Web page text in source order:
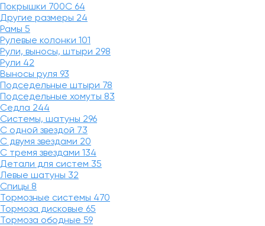
Покрышки 700C 64
Другие размеры 24
Рамы 5
Рулевые колонки 101
Рули, выносы, штыри 298
Рули 42
Выносы руля 93
Подседельные штыри 78
Подседельные хомуты 83
Седла 244
Системы, шатуны 296
С одной звездой 73
С двумя звездами 20
С тремя звездами 134
Детали для систем 35
Левые шатуны 32
Спицы 8
Тормозные системы 470
Тормоза дисковые 65
Тормоза ободные 59